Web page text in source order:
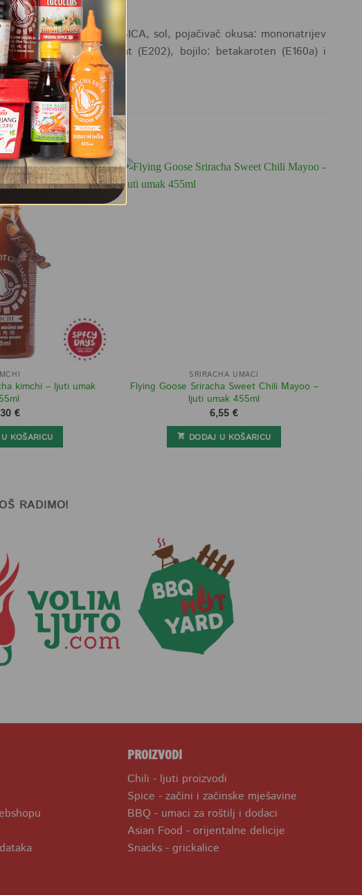
ocat, GORUŠICA, sol, pojačivač okusa: mononatrijev
kalijev sorbat (E202), bojilo: betakaroten (E160a) i
kimchi – ljuti umak
€
KOŠARICU
SRIRACHA UMACI
Flying Goose Sriracha Sweet Chili Mayoo –
ljuti umak 455ml
6,55 €
DODAJ U KOŠARICU
RADIMO!
PROIZVODI
Chili - ljuti proizvodi
Spice - začini i začinske mješavine
BBQ - umaci za roštilj i dodaci
Asian Food - orijentalne delicije
Snacks - grickalice